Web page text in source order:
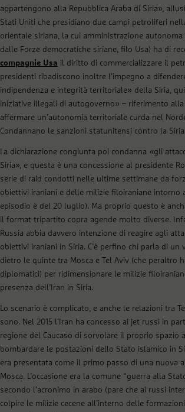
appartengono alla Repubblica Araba di Siria»,
Stati Uniti che presidiano due campi petroliferi
orientale siriana, la cui amministrazione
dalle Forze democratiche siriane, filo Usa) ha di
compagnie Usa il diritto di commercializzare il
presidenti ribadiscono inoltre l’impegno a
indipendenza e integrità territoriale» della Siria,
iniziative illegali di autogoverno» – riferimento
affermare un’autonomia territoriale curda nel
Condannano le sanzioni statunitensi contro la Siria.
La dichiarazione congiunta poi condanna «gli
Siria», e questa è una concessione al presidente
serie di raid condotti nelle ultime settimane da
obiettivi iraniani e delle milizie filoiraniane intorno
episodio è del 20 luglio). Ma proprio questo è
il format tripartito copra agende molto diverse.
Russia abbia davvero intenzione di reagire agli
obiettivi iraniani in Siria. C’è perfino chi parla di un
dietro le quinte tra Mosca e Tel Aviv (che peraltro
diplomatici) per ridimensionare le milizie
presenza dell’Iran in Siria.
Lo scenario è complicato, e anche le relazioni tra
sono. Nel 2015 l’Iran ha concesso ai jet russi in
regione del Caucaso di sorvolare il proprio spazio
bombardare le postazioni dello Stato islamico in
era presentata come il primo passo di una nuova
Mosca. L’occasione era la comune “guerra alla
secondo l’acronimo in arabo (pare che ai russi
colpire le milizie cecene all’interno delle formazioni